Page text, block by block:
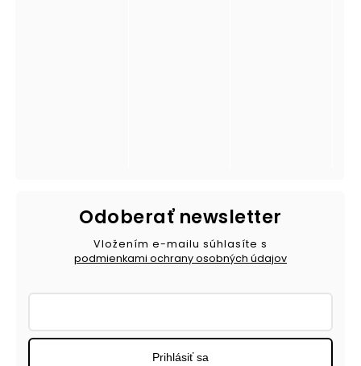
Odoberať newsletter
Vložením e-mailu súhlasíte s
podmienkami ochrany osobných údajov
Prihlásiť sa